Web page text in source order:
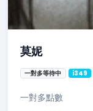
莫妮
一對多等待中 i349
一對多點數